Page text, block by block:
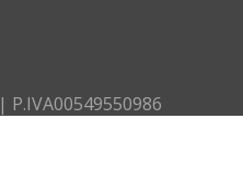
| P.IVA00549550986